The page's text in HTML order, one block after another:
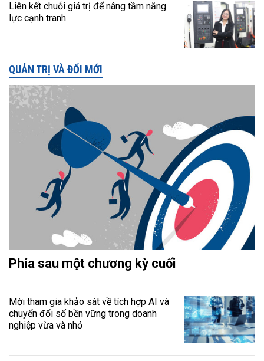
Liên kết chuỗi giá trị để nâng tầm năng
lực cạnh tranh
QUẢN TRỊ VÀ ĐỔI MỚI
Phía sau một chương kỳ cuối
Mời tham gia khảo sát về tích hợp AI và
chuyển đổi số bền vững trong doanh
nghiệp vừa và nhỏ